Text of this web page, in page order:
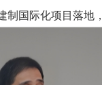
国际化项目落地